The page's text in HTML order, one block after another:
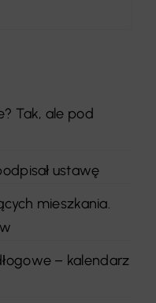
Tak, ale pod
ustawę
mieszkania.
– kalendarz